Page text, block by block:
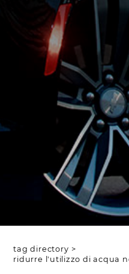
tag directory >
ridurre l'utilizzo di acqua